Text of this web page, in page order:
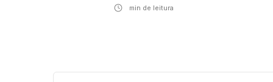
min de leitura